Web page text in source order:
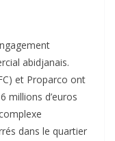
abidjanais.
et Proparco ont
millions d’euros
dans le quartier